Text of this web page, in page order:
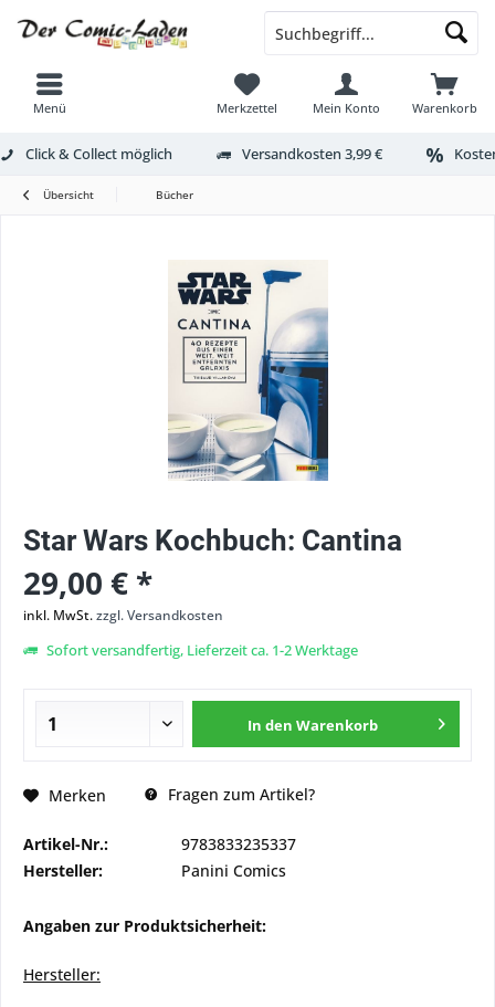
Menü Warenkorb
Merkzettel Mein Konto
Click & Collect möglich Versandkosten 3,99 €
Übersicht Bücher
Star Wars Kochbuch: Cantina
29,00 € *
inkl. MwSt.zzgl. Versandkosten
Sofort versandfertig, Lieferzeit ca. 1-2 Werktage
In den Warenkorb
Merken Fragen zum Artikel?
Artikel-Nr.:
9783833235337
Hersteller:
Panini Comics
Angaben zur Produktsicherheit:
Hersteller: